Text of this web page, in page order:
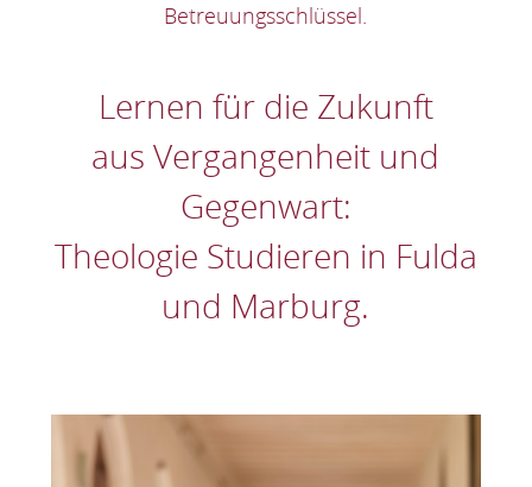
Betreuungsschlüssel.
Lernen für die Zukunft
aus Vergangenheit und
Gegenwart:
Theologie Studieren in Fulda
und Marburg.